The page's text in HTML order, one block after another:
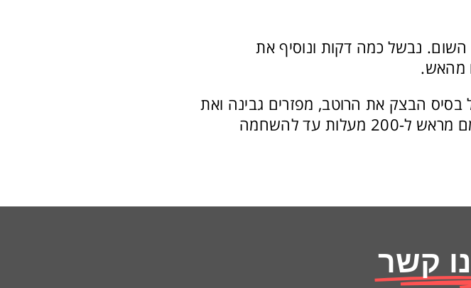
נבשל כמה דקות ונוסיף את
מהאש.
הבצק את הרוטב, מפזרים גבינה ואת
תוספת הפלפל ואופים את הפיצה בתנור שחומם מראש ל-200 מעלות עד להשחמה
קשר